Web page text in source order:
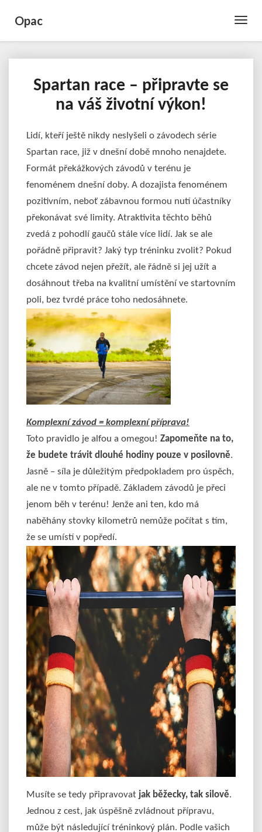
Toggle
Opac
Spartan
race
–
se
na
životní
výkon!
Spartan race – připravte se
na váš životní výkon!
Lidí, kteří ještě nikdy neslyšeli o závodech série
Spartan race, již v dnešní době mnoho nenajdete.
Formát překážkových závodů v terénu je
fenoménem dnešní doby. A dozajista fenoménem
pozitivním, neboť zábavnou formou nutí účastníky
překonávat své limity. Atraktivita těchto běhů
zvedá z pohodlí gaučů stále více lidí. Jak se ale
pořádně připravit? Jaký typ tréninku zvolit? Pokud
chcete závod nejen přežít, ale řádně si jej užít a
dosáhnout třeba na kvalitní umístění ve startovním
poli, bez tvrdé práce toho nedosáhnete.
Komplexní závod = komplexní příprava!
Toto pravidlo je alfou a omegou! Zapomeňte na to,
že budete trávit dlouhé hodiny pouze v posilovně.
Jasně – síla je důležitým předpokladem pro úspěch,
ale ne v tomto případě. Základem závodů je přeci
jenom běh v terénu! Jenže ani ten, kdo má
naběhány stovky kilometrů nemůže počítat s tím,
že se umístí v popředí.
Musíte se tedy připravovat jak běžecky, tak silově.
Jednou z cest, jak úspěšně zvládnout přípravu,
může být následující tréninkový plán. Podle vašich